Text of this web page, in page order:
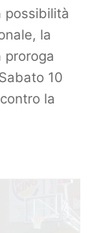
possibilità
la
proroga
10
la